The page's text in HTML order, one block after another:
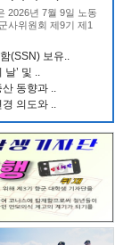
2026년 7월 9일 노동
사위원회 제9기 제1
(SSN) 보유..
날’ 및 ..
동향과 ..
의도와 ..